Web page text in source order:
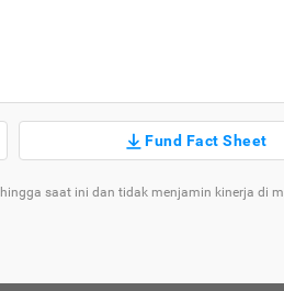
Fund Fact Sheet
saat ini dan tidak menjamin kinerja di